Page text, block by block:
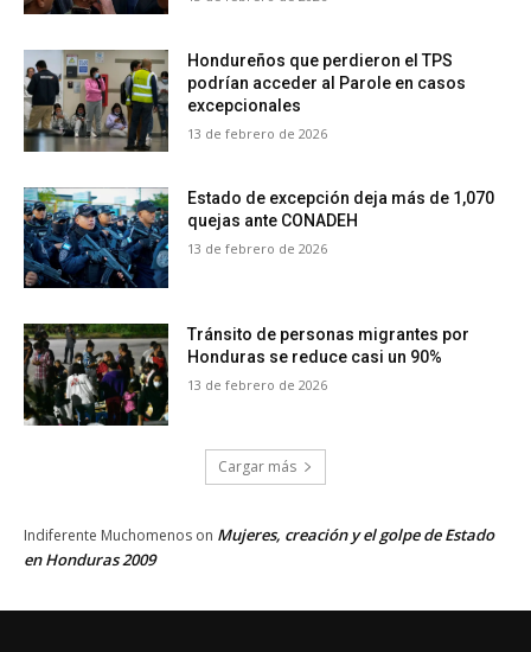
Hondureños que perdieron el TPS
podrían acceder al Parole en casos
excepcionales
13 de febrero de 2026
Estado de excepción deja más de 1,070
quejas ante CONADEH
13 de febrero de 2026
Tránsito de personas migrantes por
Honduras se reduce casi un 90%
13 de febrero de 2026
Cargar más
Indiferente Muchomenos on Mujeres, creación y el golpe de Estado
en Honduras 2009